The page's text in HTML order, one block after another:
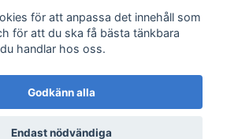
© 2026 MilMED Education AB
för att anpassa det innehåll som
för att du ska få bästa tänkbara
handlar hos oss.
Godkänn alla
Endast nödvändiga